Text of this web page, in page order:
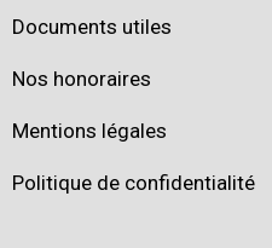
Documents utiles
Nos honoraires
Mentions légales
Politique de confidentialité